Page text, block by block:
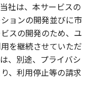
社は、本サービスの
ョンの開発並びに市
スの開発のため、ユ
を継続させていただ
、別途、プライバシ
、利用停止等の請求